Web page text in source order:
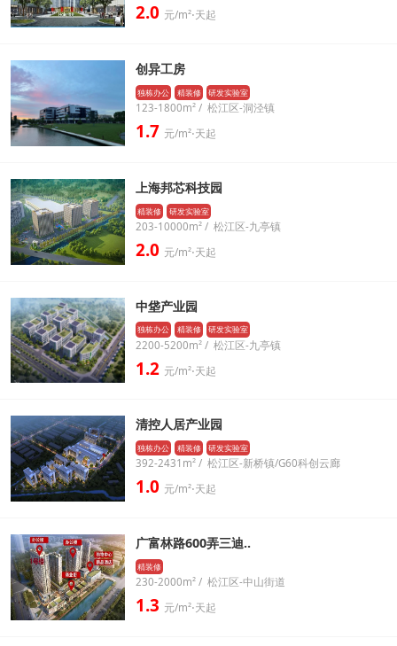
2.0 元/m²⋅天起
创异工房
独栋办公 精装修 研发实验室
123-1800m² / 松江区-洞泾镇
1.7 元/m²⋅天起
上海邦芯科技园
精装修 研发实验室
203-10000m² / 松江区-九亭镇
2.0 元/m²⋅天起
中垡产业园
独栋办公 精装修 研发实验室
2200-5200m² / 松江区-九亭镇
1.2 元/m²⋅天起
清控人居产业园
独栋办公 精装修 研发实验室
392-2431m² / 松江区-新桥镇/G60科创云廊
1.0 元/m²⋅天起
广富林路600弄三迪..
精装修
230-2000m² / 松江区-中山街道
1.3 元/m²⋅天起